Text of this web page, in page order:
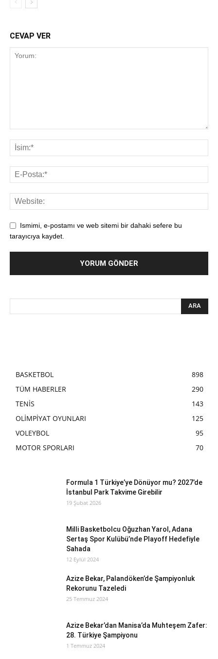
CEVAP VER
Ismimi, e-postamı ve web sitemi bir dahaki sefere bu
tarayıcıya kaydet.
BASKETBOL
898
TÜM HABERLER
290
TENİS
143
OLİMPİYAT OYUNLARI
125
VOLEYBOL
95
MOTOR SPORLARI
70
Formula 1 Türkiye’ye Dönüyor mu? 2027’de
İstanbul Park Takvime Girebilir
19 Şubat 2026
Milli Basketbolcu Oğuzhan Yarol, Adana
Sertaş Spor Kulübü’nde Playoff Hedefiyle
Sahada
12 Eylül 2024
Azize Bekar, Palandöken’de Şampiyonluk
Rekorunu Tazeledi
25 Temmuz 2024
Azize Bekar’dan Manisa’da Muhteşem Zafer:
28. Türkiye Şampiyonu
1 Temmuz 2024